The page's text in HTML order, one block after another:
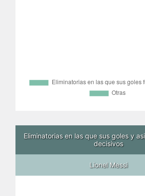
Eliminatorias en las que sus goles y
decisivos
Lionel Messi